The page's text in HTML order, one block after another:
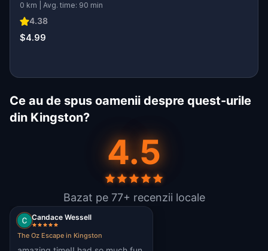
0 km | Avg. time: 90 min
4.38
$4.99
Ce au de spus oamenii despre quest-urile
din Kingston?
4.5
Bazat pe 77+ recenzii locale
Candace Wessell
The Oz Escape in Kingston